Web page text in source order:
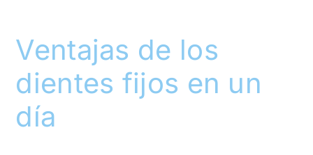
Ventajas de los
dientes fijos en un
día